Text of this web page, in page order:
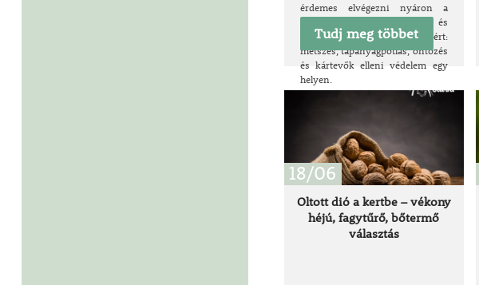
érdemes elvégezni nyáron a
rózsáink egészségének és
szépségének megőrzéséért:
metszés, tápanyagpótlás, öntözés
és kártevők elleni védelem egy
helyen.
Tudj meg többet
18/06
Oltott dió a kertbe – vékony
héjú, fagytűrő, bőtermő
választás